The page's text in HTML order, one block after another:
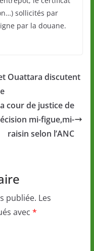
sollicités par
par la douane.
Ouattara discutent
cour de justice de
mi-figue,mi-
raisin selon l’ANC
publiée. Les
avec *